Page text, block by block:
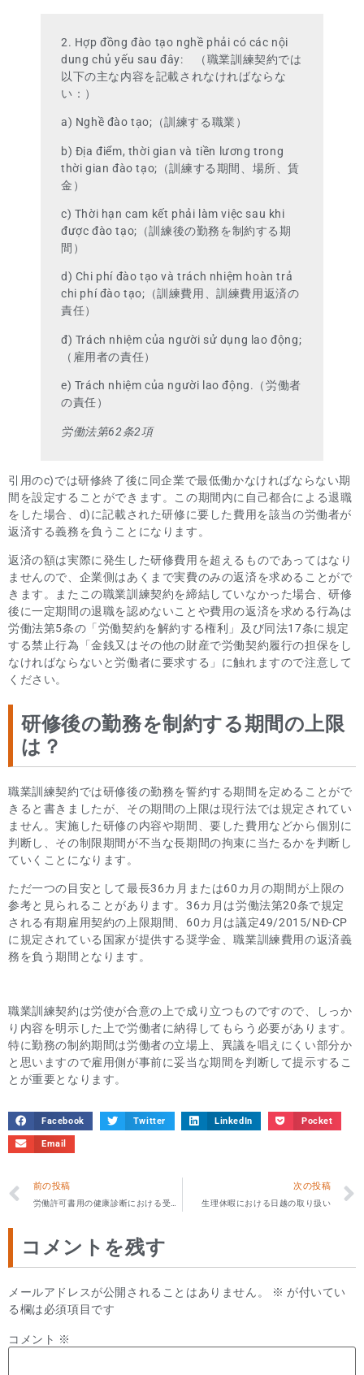
2. Hợp đồng đào tạo nghề phải có các nội
dung chủ yếu sau đây: （職業訓練契約では
以下の主な内容を記載されなければならな
い：）
a) Nghề đào tạo;（訓練する職業）
b) Địa điểm, thời gian và tiền lương trong
thời gian đào tạo;（訓練する期間、場所、賃
金）
c) Thời hạn cam kết phải làm việc sau khi
được đào tạo;（訓練後の勤務を制約する期
間）
d) Chi phí đào tạo và trách nhiệm hoàn trả
chi phí đào tạo;（訓練費用、訓練費用返済の
責任）
đ) Trách nhiệm của người sử dụng lao động;
（雇用者の責任）
e) Trách nhiệm của người lao động.（労働者
の責任）
労働法第62条2項
引用のc)では研修終了後に同企業で最低働かなければならない期
間を設定することができます。この期間内に自己都合による退職
をした場合、d)に記載された研修に要した費用を該当の労働者が
返済する義務を負うことになります。
返済の額は実際に発生した研修費用を超えるものであってはなり
ませんので、企業側はあくまで実費のみの返済を求めることがで
きます。またこの職業訓練契約を締結していなかった場合、研修
後に一定期間の退職を認めないことや費用の返済を求める行為は
労働法第5条の「労働契約を解約する権利」及び同法17条に規定
する禁止行為「金銭又はその他の財産で労働契約履行の担保をし
なければならないと労働者に要求する」に触れますので注意して
ください。
研修後の勤務を制約する期間の上限
は？
職業訓練契約では研修後の勤務を誓約する期間を定めることがで
きると書きましたが、その期間の上限は現行法では規定されてい
ません。実施した研修の内容や期間、要した費用などから個別に
判断し、その制限期間が不当な長期間の拘束に当たるかを判断し
ていくことになります。
ただ一つの目安として最長36カ月または60カ月の期間が上限の
参考と見られることがあります。36カ月は労働法第20条で規定
される有期雇用契約の上限期間、60カ月は議定49/2015/NĐ-CP
に規定されている国家が提供する奨学金、職業訓練費用の返済義
務を負う期間となります。
職業訓練契約は労使が合意の上で成り立つものですので、しっか
り内容を明示した上で労働者に納得してもらう必要があります。
特に勤務の制約期間は労働者の立場上、異議を唱えにくい部分か
と思いますので雇用側が事前に妥当な期間を判断して提示するこ
とが重要となります。
Facebook Twitter LinkedIn Pocket
Email
前の投稿 次の投稿
生理休暇における日越の取り扱い
コメントを残す
メールアドレスが公開されることはありません。 ※ が付いてい
る欄は必須項目です
コメント ※